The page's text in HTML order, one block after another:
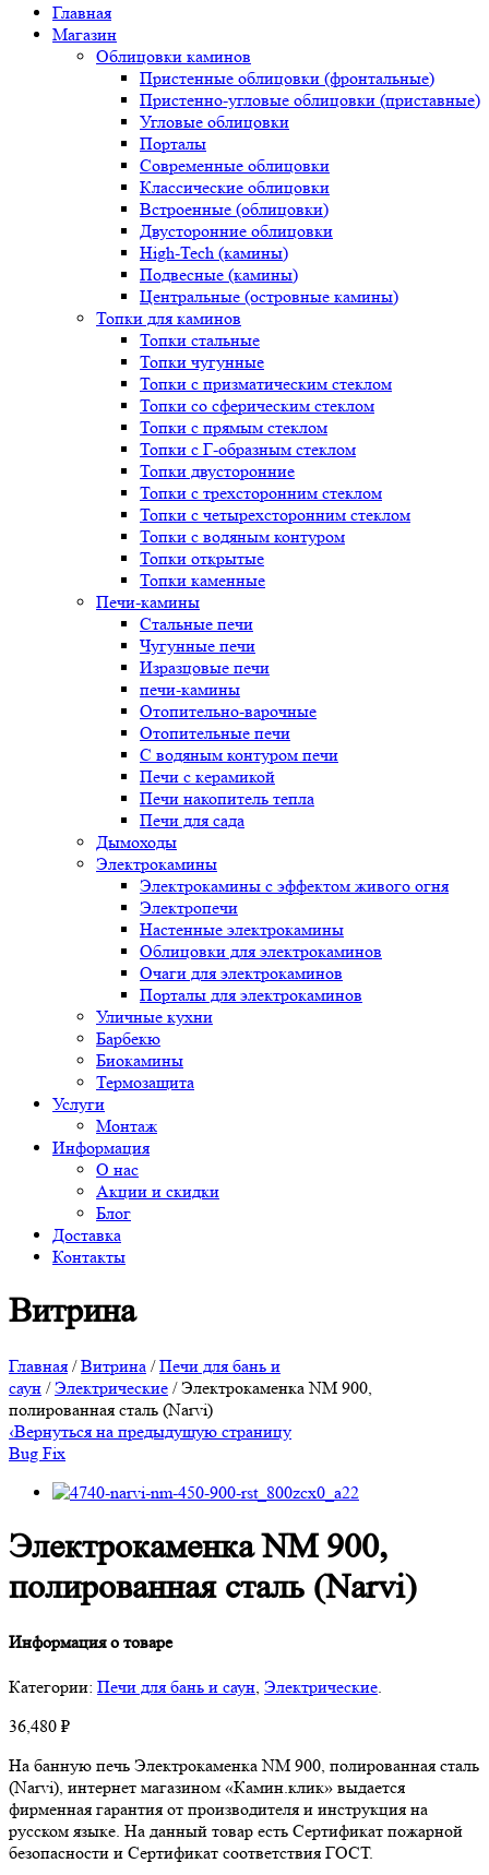
Главная
Магазин
Облицовки каминов
Пристенные облицовки (фронтальные)
Пристенно-угловые облицовки (приставные)
Угловые облицовки
Порталы
Современные облицовки
Классические облицовки
Встроенные (облицовки)
Двусторонние облицовки
High-Tech (камины)
Подвесные (камины)
Центральные (островные камины)
Топки для каминов
Топки стальные
Топки чугунные
Топки с призматическим стеклом
Топки со сферическим стеклом
Топки с прямым стеклом
Топки с Г-образным стеклом
Топки двусторонние
Топки с трехсторонним стеклом
Топки с четырехсторонним стеклом
Топки с водяным контуром
Топки открытые
Топки каменные
Печи-камины
Стальные печи
Чугунные печи
Изразцовые печи
печи-камины
Отопительно-варочные
Отопительные печи
С водяным контуром печи
Печи с керамикой
Печи накопитель тепла
Печи для сада
Дымоходы
Электрокамины
Электрокамины с эффектом живого огня
Электропечи
Настенные электрокамины
Облицовки для электрокаминов
Очаги для электрокаминов
Порталы для электрокаминов
Уличные кухни
Барбекю
Биокамины
Термозащита
Услуги
Монтаж
Информация
О нас
Акции и скидки
Блог
Доставка
Контакты
Витрина
Главная /Витрина /Печи для бань и
саун /Электрические / Электрокаменка NM 900,
полированная сталь (Narvi)
‹Вернуться на предыдущую страницу
Bug Fix
Электрокаменка NM 900,
полированная сталь (Narvi)
Информация о товаре
Категории: Печи для бань и саун, Электрические.
36,480 ₽
На банную печь Электрокаменка NM 900, полированная сталь
(Narvi), интернет магазином «Камин.клик» выдается
фирменная гарантия от производителя и инструкция на
русском языке. На данный товар есть Сертификат пожарной
безопасности и Сертификат соответствия ГОСТ.